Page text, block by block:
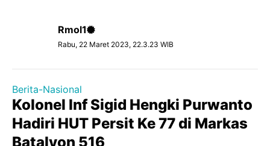
Rmol1
Rabu, 22 Maret 2023, 22.3.23 WIB
Berita-Nasional
Kolonel Inf Sigid Hengki Purwanto
Hadiri HUT Persit Ke 77 di Markas
Batalyon 516